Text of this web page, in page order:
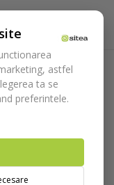
astfel
ta se
preferintele.
si
compozit
website-ul